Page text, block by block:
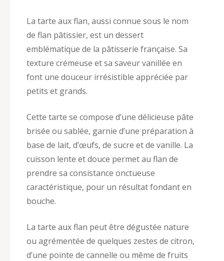
La tarte aux flan, aussi connue sous le nom
de flan pâtissier, est un dessert
emblématique de la pâtisserie française. Sa
texture crémeuse et sa saveur vanillée en
font une douceur irrésistible appréciée par
petits et grands.
Cette tarte se compose d’une délicieuse pâte
brisée ou sablée, garnie d’une préparation à
base de lait, d’œufs, de sucre et de vanille. La
cuisson lente et douce permet au flan de
prendre sa consistance onctueuse
caractéristique, pour un résultat fondant en
bouche.
La tarte aux flan peut être dégustée nature
ou agrémentée de quelques zestes de citron,
d’une pointe de cannelle ou même de fruits